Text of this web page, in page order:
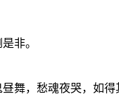
非。
昼舞，愁魂夜哭，如得